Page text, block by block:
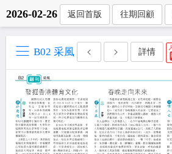
2026-02-26 返回首版 往期回顧
B02 采風 詳情